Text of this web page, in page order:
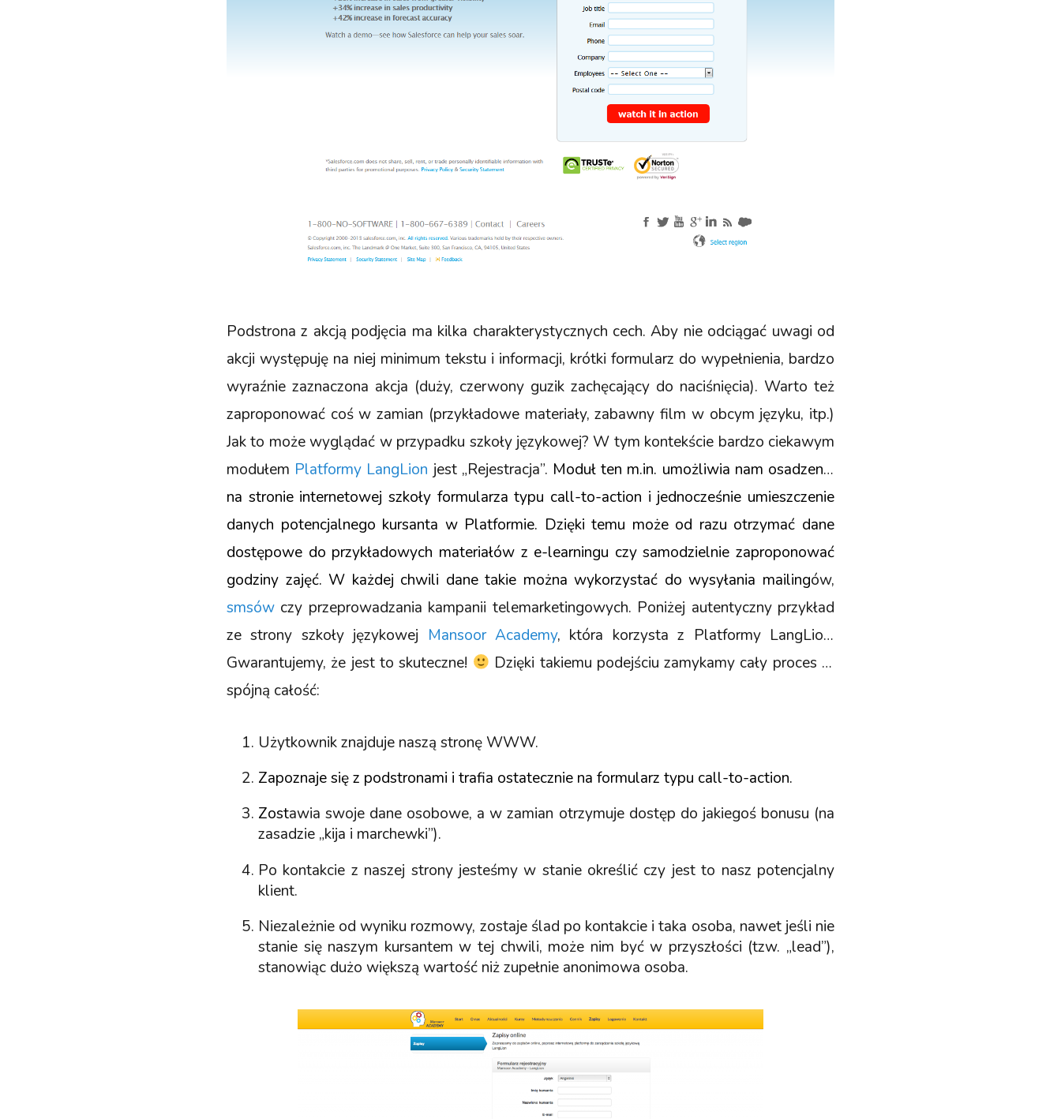
Podstrona z akcją podjęcia ma kilka charakterystycznych cech. Aby nie odciągać uwagi od
akcji występuję na niej minimum tekstu i informacji, krótki formularz do wypełnienia, bardzo
wyraźnie zaznaczona akcja (duży, czerwony guzik zachęcający do naciśnięcia). Warto też
zaproponować coś w zamian (przykładowe materiały, zabawny film w obcym języku, itp.)
Jak to może wyglądać w przypadku szkoły językowej? W tym kontekście bardzo ciekawym
modułem Platformy LangLion jest „Rejestracja”. Moduł ten m.in. umożliwia nam osadzenie
na stronie internetowej szkoły formularza typu call-to-action i jednocześnie umieszczenie
danych potencjalnego kursanta w Platformie. Dzięki temu może od razu otrzymać dane
dostępowe do przykładowych materiałów z e-learningu czy samodzielnie zaproponować
godziny zajęć. W każdej chwili dane takie można wykorzystać do wysyłania mailingów,
smsów czy przeprowadzania kampanii telemarketingowych. Poniżej autentyczny przykład
ze strony szkoły językowej Mansoor Academy, która korzysta z Platformy LangLion.
Gwarantujemy, że jest to skuteczne!
Dzięki takiemu podejściu zamykamy cały proces w
spójną całość:
Użytkownik znajduje naszą stronę WWW.
Zapoznaje się z podstronami i trafia ostatecznie na formularz typu call-to-action.
Zostawia swoje dane osobowe, a w zamian otrzymuje dostęp do jakiegoś bonusu (na
zasadzie „kija i marchewki”).
Po kontakcie z naszej strony jesteśmy w stanie określić czy jest to nasz potencjalny
klient.
Niezależnie od wyniku rozmowy, zostaje ślad po kontakcie i taka osoba, nawet jeśli nie
stanie się naszym kursantem w tej chwili, może nim być w przyszłości (tzw. „lead”),
stanowiąc dużo większą wartość niż zupełnie anonimowa osoba.